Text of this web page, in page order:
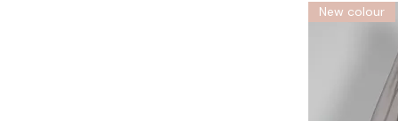
New colour